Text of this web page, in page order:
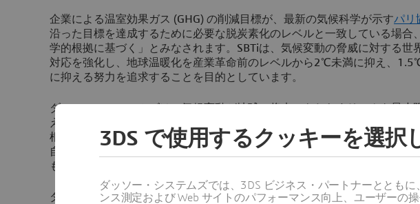
企業による温室効果ガス (GHG) の削減目標が、最新の気候科学が示すパリ
沿った目標を達成するために必要な脱炭素化のレベルと一致している場合
学的根拠に基づく」とみなされます。SBTiは、気候変動の脅威に対する世
対応を強化し、地球温暖化を産業革命前のレベルから2℃未満に抑え、
に抑える努力を追求することを目的としています。
ダッソー・システムズは、気候変動が地球の将来にもたらすリスクを最小
えるために、産業界が重要な役割を果たすべきであると認識しています。
根拠に基づいた排出量目標の設定を明言することで、ダッソー・システム
自社の事業が気候変動対策にどのように貢献するかを明確にするために、
も同様の科学的厳しさを適用しています。
ダッソー・システムズのインダストリー、マーケティング、サステナビリ
3DS で使用するクッキーを選択
ダッソー・システムズでは、3DS ビジネス・パートナーととも
ンス測定および Web サイトのパフォーマンス向上、ユーザーの